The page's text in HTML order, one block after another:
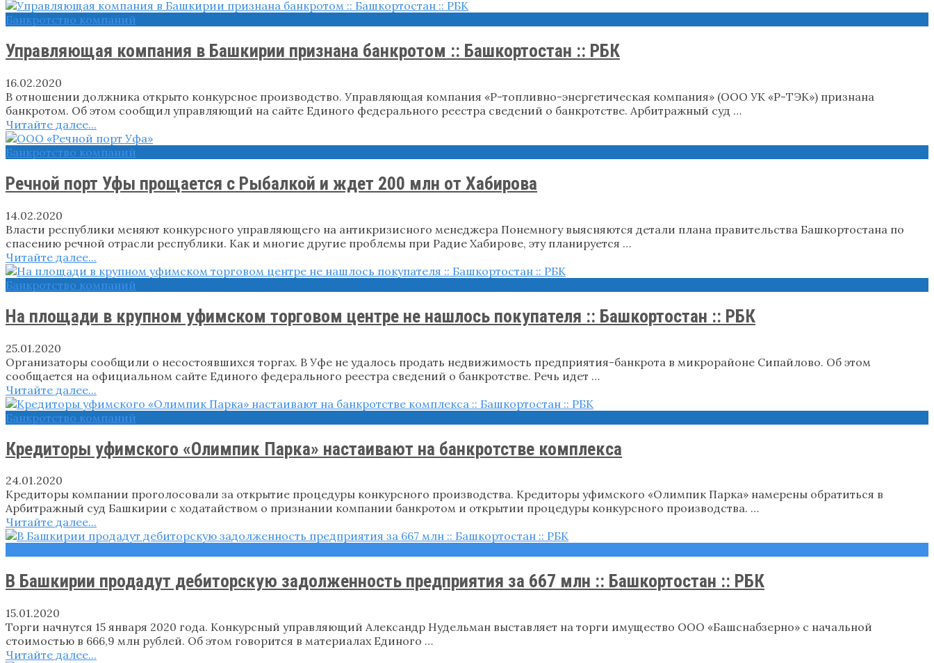
Банкротство компаний
Управляющая компания в Башкирии признана банкротом :: Башкортостан :: РБК
16.02.2020
В отношении должника открыто конкурсное производство. Управляющая компания «Р-топливно-энергетическая компания» (ООО УК «Р-ТЭК») признана
банкротом. Об этом сообщил управляющий на сайте Единого федерального реестра сведений о банкротстве. Арбитражный суд …
Читайте далее...
Банкротство компаний
Речной порт Уфы прощается с Рыбалкой и ждет 200 млн от Хабирова
14.02.2020
Власти республики меняют конкурсного управляющего на антикризисного менеджера Понемногу выясняются детали плана правительства Башкортостана по
спасению речной отрасли республики. Как и многие другие проблемы при Радие Хабирове, эту планируется …
Читайте далее...
Банкротство компаний
На площади в крупном уфимском торговом центре не нашлось покупателя :: Башкортостан :: РБК
25.01.2020
Организаторы сообщили о несостоявшихся торгах. В Уфе не удалось продать недвижимость предприятия-банкрота в микрорайоне Сипайлово. Об этом
сообщается на официальном сайте Единого федерального реестра сведений о банкротстве. Речь идет …
Читайте далее...
Банкротство компаний
Кредиторы уфимского «Олимпик Парка» настаивают на банкротстве комплекса
24.01.2020
Кредиторы компании проголосовали за открытие процедуры конкурсного производства. Кредиторы уфимского «Олимпик Парка» намерены обратиться в
Арбитражный суд Башкирии с ходатайством о признании компании банкротом и открытии процедуры конкурсного производства. …
Читайте далее...
В Башкирии продадут дебиторскую задолженность предприятия за 667 млн :: Башкортостан :: РБК
15.01.2020
Торги начнутся 15 января 2020 года. Конкурсный управляющий Александр Нудельман выставляет на торги имущество ООО «Башснабзерно» с начальной
стоимостью в 666,9 млн рублей. Об этом говорится в материалах Единого …
Читайте далее...